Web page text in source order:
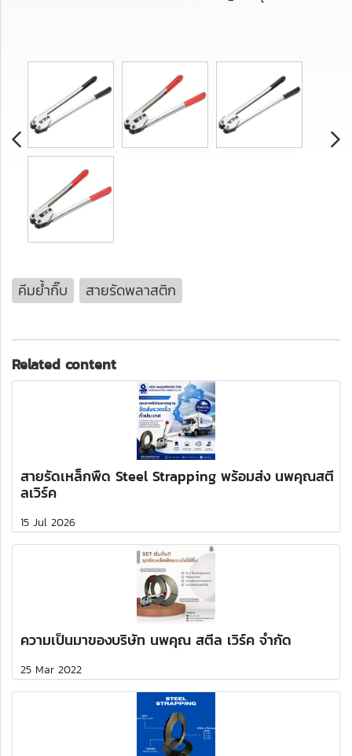
คีมย้ำกิ๊บ สายรัดพลาสติก
Related content
สายรัดเหล็กพืด Steel Strapping พร้อมส่ง นพคุณสตี
ลเวิร์ค
15 Jul 2026
ความเป็นมาของบริษัท นพคุณ สตีล เวิร์ค จำกัด
25 Mar 2022